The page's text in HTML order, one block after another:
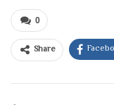
0
Share